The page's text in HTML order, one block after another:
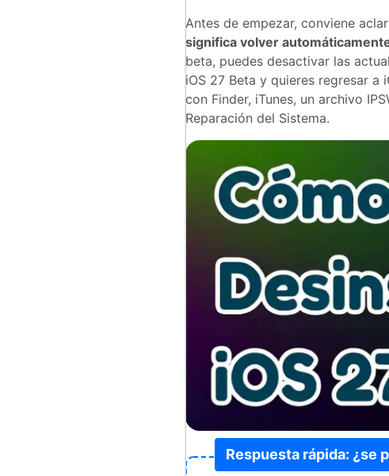
Antes de empezar, conviene
significa volver
beta, puedes desactivar las
iOS 27 Beta y quieres regresar a
con Finder, iTunes, un archivo
Reparación del Sistema.
Respuesta rápida: ¿se